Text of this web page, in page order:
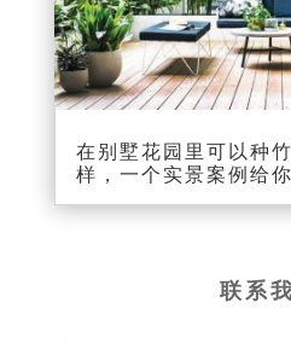
在别墅花园里可以种
样，一个实景案例给
联系